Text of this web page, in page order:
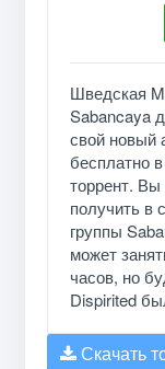
Шведская
Sabancaya
свой новый
бесплатно
торрент.
получить в
группы
может
часов, но
Dispirited
Скачать